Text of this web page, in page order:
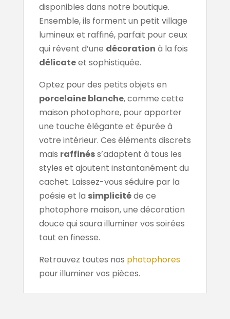
disponibles dans notre boutique.
Ensemble, ils forment un petit village
lumineux et raffiné, parfait pour ceux
qui rêvent d’une décoration à la fois
délicateet sophistiquée.
Optez pour des petits objets en
porcelaine blanche, comme cette
maison photophore, pour apporter
une touche élégante et épurée à
votre intérieur. Ces éléments discrets
mais raffinéss’adaptent à tous les
styles et ajoutent instantanément du
cachet. Laissez-vous séduire par la
poésie et la simplicitéde ce
photophore maison, une décoration
douce qui saura illuminer vos soirées
tout en finesse.
Retrouvez toutes nos photophores
pour illuminer vos pièces.